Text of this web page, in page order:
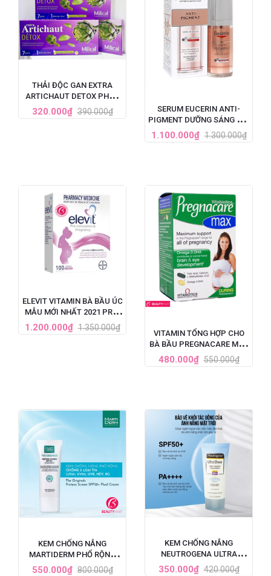
THẢI ĐỘC GAN EXTRA
ARTICHAUT DETOX PHÁP
LIỆU TRÌNH 7 NGÀY
320.000₫ 390.000₫
SERUM EUCERIN ANTI-
PIGMENT DƯỠNG SÁNG DA,
TRỊ NÁM TÀN NHANG 30ML
1.100.000₫ 1.300.000₫
ELEVIT VITAMIN BÀ BẦU ÚC
MẪU MỚI NHẤT 2021 PRE-
CONCEPTION &
PREGNANCY (100V)
1.200.000₫ 1.350.000₫
VITAMIN TỔNG HỢP CHO
BÀ BẦU PREGNACARE MAX
84 VIÊN CỦA ANH
480.000₫ 550.000₫
KEM CHỐNG NẮNG
MARTIDERM PHỔ RỘNG
BẢO VỆ TOÀN DIỆN SPF50+
550.000₫ 800.000₫
KEM CHỐNG NẮNG
NEUTROGENA ULTRA
SHEER SPF 50 88ML
350.000₫ 420.000₫